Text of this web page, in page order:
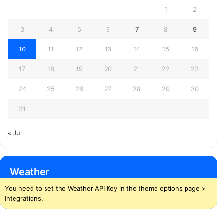
1 2
3 4 5 6 7 8 9
10 11 12 13 14 15 16
17 18 19 20 21 22 23
24 25 26 27 28 29 30
31
« Jul
Weather
You need to set the Weather API Key in the theme options page >
Integrations.